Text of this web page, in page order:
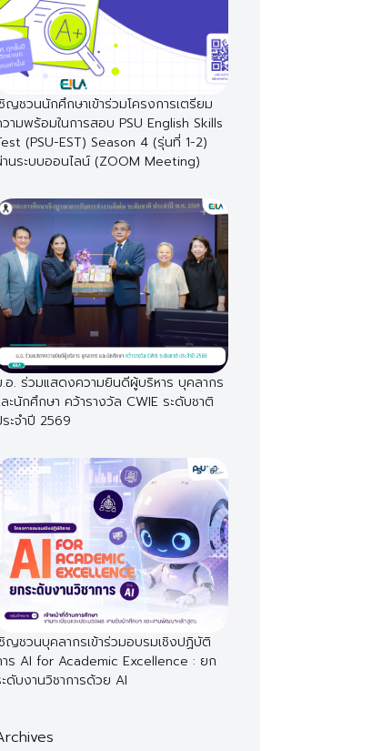
ญชวนนักศึกษาเข้าร่วมโครงการเตรียม
ามพร้อมในการสอบ PSU English Skills
(PSU-EST) Season 4 (รุ่นที่ 1-2)
นระบบออนไลน์ (ZOOM Meeting)
อ. ร่วมแสดงความยินดีผู้บริหาร บุคลากร
ะนักศึกษา คว้ารางวัล CWIE ระดับชาติ
ะจำปี 2569
ญชวนบุคลากรเข้าร่วมอบรมเชิงปฏิบัติ
ร AI for Academic Excellence : ยก
ดับงานวิชาการด้วย AI